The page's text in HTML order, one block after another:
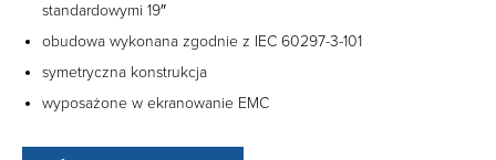
standardowymi 19″
obudowa wykonana zgodnie z IEC 60297-3-101
symetryczna konstrukcja
wyposażone w ekranowanie EMC